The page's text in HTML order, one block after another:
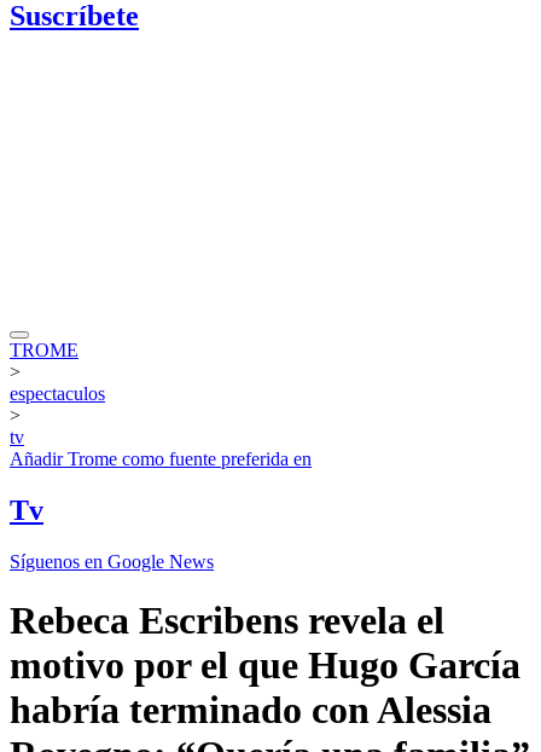
Suscríbete
TROME
>
espectaculos
>
tv
AñadirTrome como fuente preferida en
Tv
Síguenos en Google News
Rebeca Escribens revela el
motivo por el que Hugo García
habría terminado con Alessia